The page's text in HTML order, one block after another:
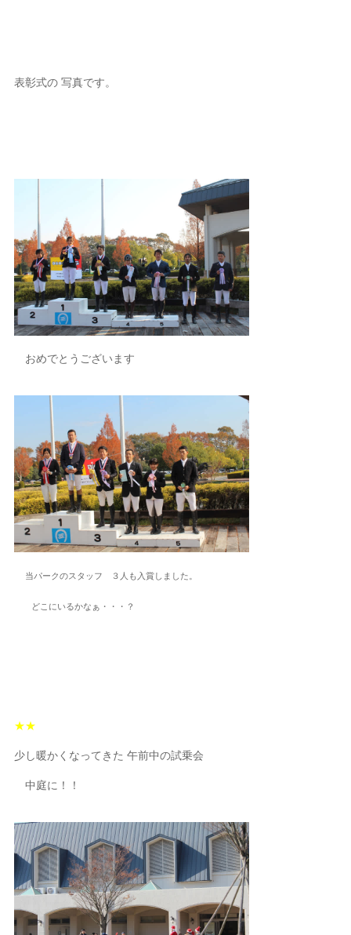
表彰式の 写真です。
おめでとうございます
当パークのスタッフ ３人も入賞しました。
どこにいるかなぁ・・・？
★★
少し暖かくなってきた 午前中の試乗会
中庭に！！